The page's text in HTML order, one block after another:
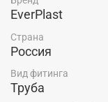
EverPlast
Страна
Россия
Вид фитинга
Труба